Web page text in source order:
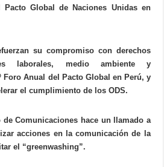
Pacto Global de Naciones Unidas en
su compromiso con derechos
laborales, medio ambiente y
Foro Anual del Pacto Global en Perú, y
el cumplimiento de los ODS.
Comunicaciones hace un llamado a
acciones en la comunicación de la
el “greenwashing”.